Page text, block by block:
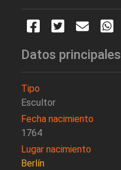
Datos principales
Tipo
Escultor
Fecha nacimiento
1764
Lugar nacimiento
Berlín